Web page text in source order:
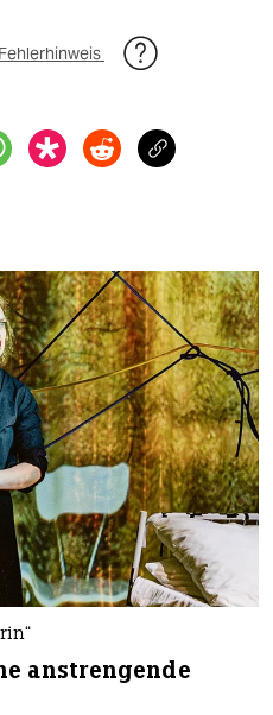
Fehlerhinweis
anstrengende